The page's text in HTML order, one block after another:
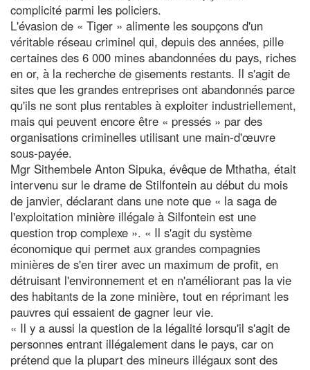
complicité parmi les policiers.
L'évasion de « Tiger » alimente les soupçons d'un
véritable réseau criminel qui, depuis des années, pille
certaines des 6 000 mines abandonnées du pays, riches
en or, à la recherche de gisements restants. Il s'agit de
sites que les grandes entreprises ont abandonnés parce
qu'ils ne sont plus rentables à exploiter industriellement,
mais qui peuvent encore être « pressés » par des
organisations criminelles utilisant une main-d'œuvre
sous-payée.
Mgr Sithembele Anton Sipuka, évêque de Mthatha, était
intervenu sur le drame de Stilfontein au début du mois
de janvier, déclarant dans une note que « la saga de
l'exploitation minière illégale à Silfontein est une
question trop complexe ». « Il s'agit du système
économique qui permet aux grandes compagnies
minières de s'en tirer avec un maximum de profit, en
détruisant l'environnement et en n'améliorant pas la vie
des habitants de la zone minière, tout en réprimant les
pauvres qui essaient de gagner leur vie.
« Il y a aussi la question de la légalité lorsqu'il s'agit de
personnes entrant illégalement dans le pays, car on
prétend que la plupart des mineurs illégaux sont des